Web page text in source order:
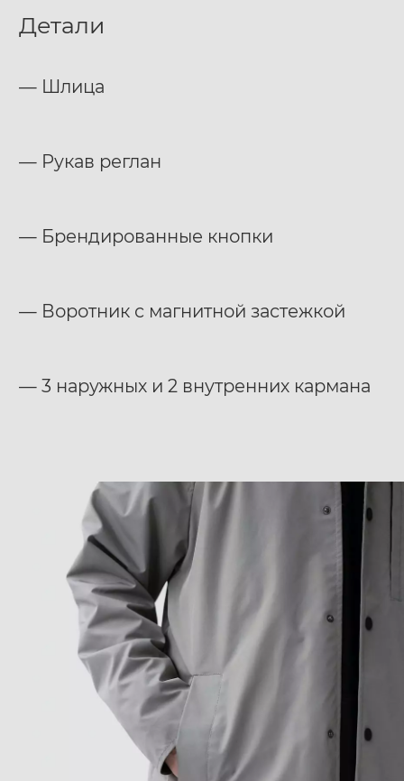
Детали
— Шлица
— Рукав реглан
— Брендированные кнопки
— Воротник с магнитной застежкой
— 3 наружных и 2 внутренних кармана